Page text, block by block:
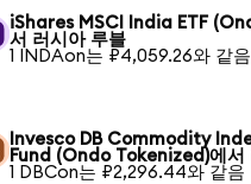
iShares MSCI India ETF
서 러시아 루블
1 INDAon는 ₽4,059.26와 같음
Invesco DB Commodity
Fund (Ondo Tokenized)에서
1 DBCon는 ₽2,296.44와 같음